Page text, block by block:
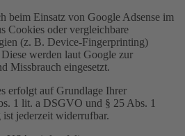
beim Einsatz von Google Adsense im
Cookies oder vergleichbare
(z. B. Device-Fingerprinting)
werden laut Google zur
Missbrauch eingesetzt.
erfolgt auf Grundlage Ihrer
1 lit. a DSGVO und § 25 Abs. 1
jederzeit widerrufbar.